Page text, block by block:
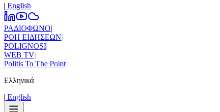
| Εnglish
ΡΑΔΙΟΦΩΝΟ|
ΡΟΗ ΕΙΔΗΣΕΩΝ|
POLIGNOSI|
WEB TV|
Politis To The Point
Ελληνικά
| Εnglish